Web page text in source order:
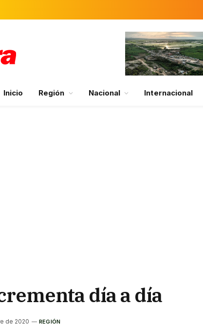
Inicio Región Nacional Internacional
día a día
de 2020 REGIÓN